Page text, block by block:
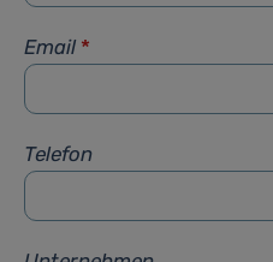
Email *
Telefon